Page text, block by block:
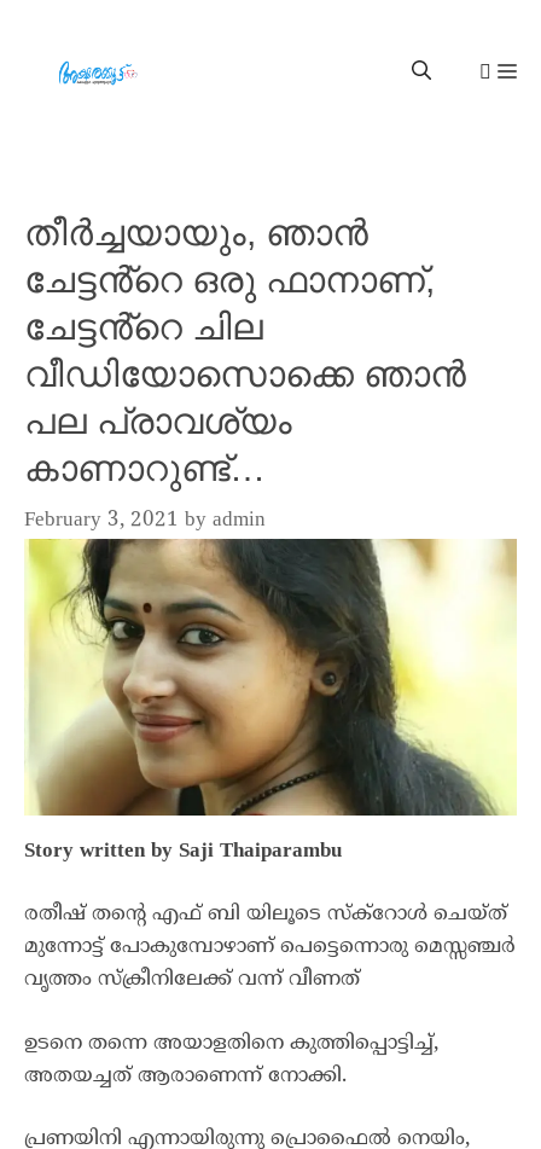
തീർച്ചയായും, ഞാൻ
ചേട്ടൻ്റെ ഒരു ഫാനാണ്,
ചേട്ടൻ്റെ ചില
വീഡിയോസൊക്കെ ഞാൻ
പല പ്രാവശ്യം
കാണാറുണ്ട്…
February 3, 2021 by admin
Story written by Saji Thaiparambu
രതീഷ് തൻ്റെ എഫ് ബി യിലൂടെ സ്ക്റോൾ ചെയ്ത്
മുന്നോട്ട് പോകുമ്പോഴാണ് പെട്ടെന്നൊരു മെസ്സഞ്ചർ
വൃത്തം സ്ക്രീനിലേക്ക് വന്ന് വീണത്
ഉടനെ തന്നെ അയാളതിനെ കുത്തിപ്പൊട്ടിച്ച്,
അതയച്ചത് ആരാണെന്ന് നോക്കി.
പ്രണയിനി എന്നായിരുന്നു പ്രൊഫൈൽ നെയിം,